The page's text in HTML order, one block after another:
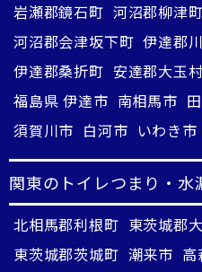
岩瀬郡鏡石町 河沼郡柳津町
河沼郡会津坂下町 伊達郡
伊達郡桑折町 安達郡大玉村
福島県 伊達市 南相馬市
須賀川市 白河市 いわき市
関東のトイレつまり・水
北相馬郡利根町 東茨城郡
東茨城郡茨城町 潮来市 高